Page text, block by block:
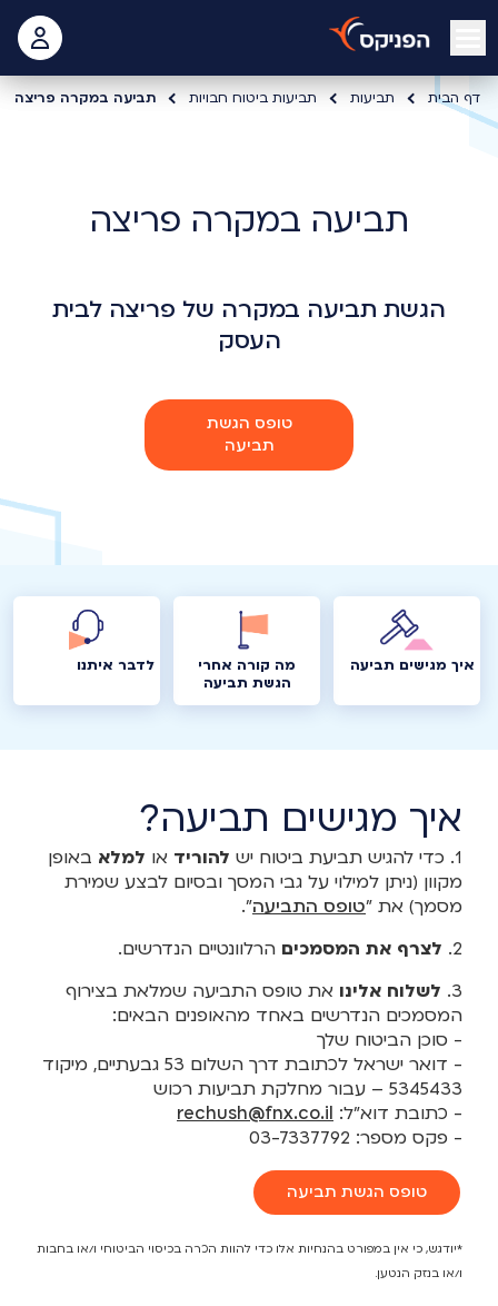
open mobile menu
דף הבית תביעות תביעות ביטוח חבויות תביעה במקרה פריצה
תביעה במקרה פריצה
הגשת תביעה במקרה של פריצה לבית
העסק
טופס הגשת
תביעה
איך מגישים תביעה
מה קורה אחרי
הגשת תביעה
לדבר איתנו
איך מגישים תביעה?
1. כדי להגיש תביעת ביטוח יש להוריד או למלא באופן
מקוון (ניתן למילוי על גבי המסך ובסיום לבצע שמירת
מסמך) את "טופס התביעה".
2. לצרף את המסמכים הרלוונטיים הנדרשים.
3. לשלוח אלינו את טופס התביעה שמלאת בצירוף
המסמכים הנדרשים באחד מהאופנים הבאים:
- סוכן הביטוח שלך
- דואר ישראל לכתובת דרך השלום 53 גבעתיים, מיקוד
5345433 – עבור מחלקת תביעות רכוש
- כתובת דוא"ל: rechush@fnx.co.il​​
- פקס מספר: 03-7337792
טופס הגשת תביעה
*יודגש, כי אין במפורט בהנחיות אלו כדי להוות הכרה בכיסוי הביטוחי ו/או בחבות
ו/או בנזק הנטען.​